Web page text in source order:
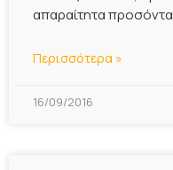
απαραίτητα
Περισσότερα »
16/09/2016